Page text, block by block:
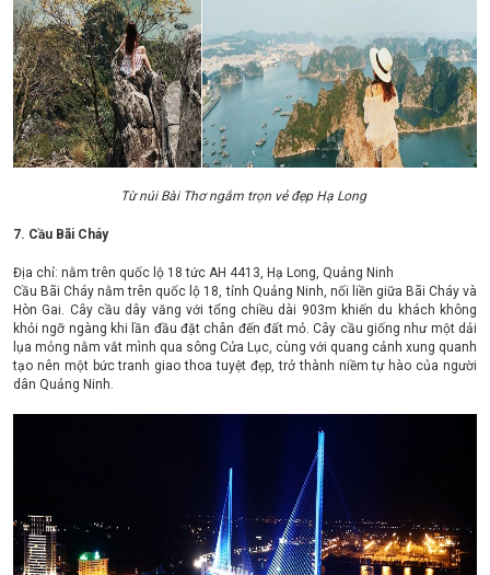
Từ núi Bài Thơ ngắm trọn vẻ đẹp Hạ Long
7. Cầu Bãi Cháy
Địa chỉ: nằm trên quốc lộ 18 tức AH 4413, Hạ Long, Quảng Ninh
Cầu Bãi Cháy nằm trên quốc lộ 18, tỉnh Quảng Ninh, nối liền giữa Bãi Cháy và
Hòn Gai. Cây cầu dây văng với tổng chiều dài 903m khiến du khách không
khỏi ngỡ ngàng khi lần đầu đặt chân đến đất mỏ. Cây cầu giống như một dải
lụa mỏng nằm vắt mình qua sông Cửa Lục, cùng với quang cảnh xung quanh
tạo nên một bức tranh giao thoa tuyệt đẹp, trở thành niềm tự hào của người
dân Quảng Ninh.